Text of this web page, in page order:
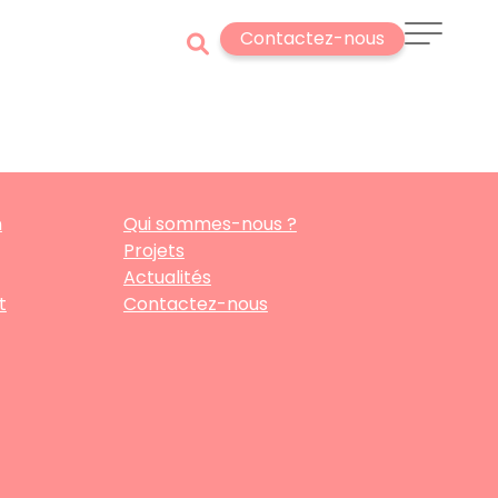
Contactez-nous
Qui sommes-nous ?
Projets
Actualités
Contactez-nous